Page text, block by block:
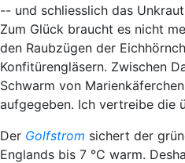
-- und schliesslich das
Zum Glück braucht es nicht
den Raubzügen der
Konfitürengläsern. Zwischen
Schwarm von
aufgegeben. Ich vertreibe die
Der Golfstrom sichert der
Englands bis 7 °C warm.